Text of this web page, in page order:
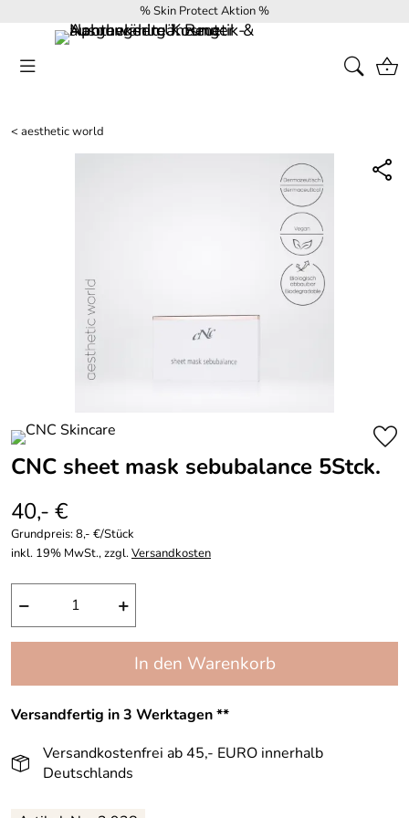
% Skin Protect Aktion %
<aesthetic world
CNC sheet mask sebubalance 5Stck.
40,- €
Grundpreis:8,- €/Stück
inkl. 19% MwSt., zzgl.Versandkosten
− +
In den Warenkorb
Versandfertig in 3 Werktagen **
Versandkostenfrei ab 45,- EURO innerhalb
Deutschlands